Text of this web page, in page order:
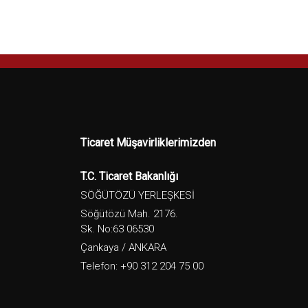
Ticaret Müşavirliklerimizden
T.C. Ticaret Bakanlığı
SÖĞÜTÖZÜ YERLEŞKESİ
Söğütözü Mah. 2176.
Sk. No:63 06530
Çankaya / ANKARA
Telefon: +90 312 204 75 00